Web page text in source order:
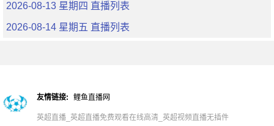
2026-08-13 星期四 直播列表
2026-08-14 星期五 直播列表
友情链接: 鲤鱼直播网
英超直播_英超直播免费观看在线高清_英超视频直播无插件